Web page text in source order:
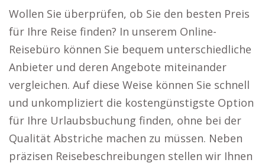
Wollen Sie überprüfen, ob Sie den besten Preis
für Ihre Reise finden? In unserem Online-
Reisebüro können Sie bequem unterschiedliche
Anbieter und deren Angebote miteinander
vergleichen. Auf diese Weise können Sie schnell
und unkompliziert die kostengünstigste Option
für Ihre Urlaubsbuchung finden, ohne bei der
Qualität Abstriche machen zu müssen. Neben
präzisen Reisebeschreibungen stellen wir Ihnen